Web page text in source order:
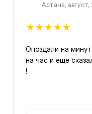
Астана,
Опоздали на
на час и еще
!